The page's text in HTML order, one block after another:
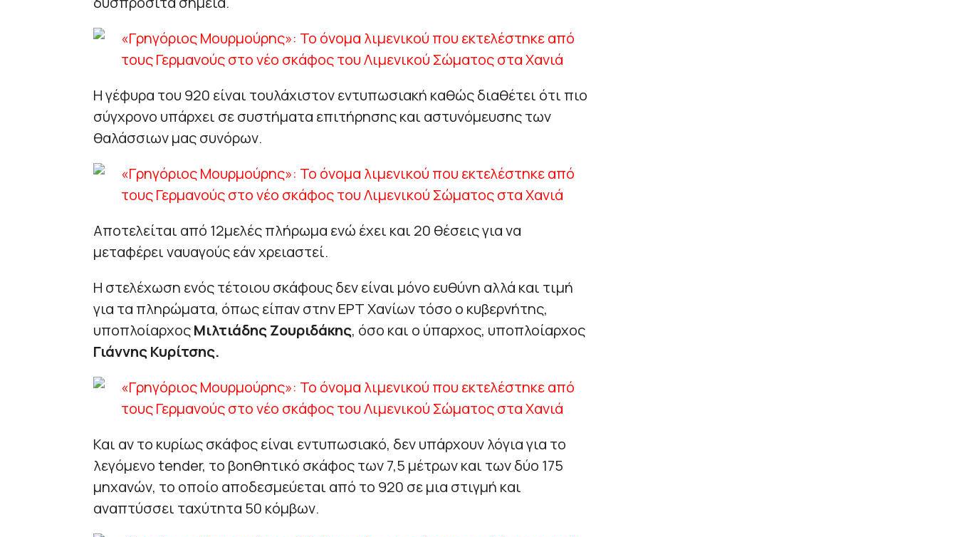
Η γέφυρα του 920 είναι τουλάχιστον εντυπωσιακή καθώς διαθέτει ότι πιο
σύγχρονο υπάρχει σε συστήματα επιτήρησης και αστυνόμευσης των
θαλάσσιων μας συνόρων.
Αποτελείται από 12μελές πλήρωμα ενώ έχει και 20 θέσεις για να
μεταφέρει ναυαγούς εάν χρειαστεί.
Η στελέχωση ενός τέτοιου σκάφους δεν είναι μόνο ευθύνη αλλά και τιμή
για τα πληρώματα, όπως είπαν στην ΕΡΤ Χανίων τόσο ο κυβερνήτης,
υποπλοίαρχοςΜιλτιάδης Ζουριδάκης, όσο και ο ύπαρχος, υποπλοίαρχος
Γιάννης Κυρίτσης.
Και αν το κυρίως σκάφος είναι εντυπωσιακό, δεν υπάρχουν λόγια για το
λεγόμενο tender, το βοηθητικό σκάφος των 7,5 μέτρων και των δύο 175
μηχανών, το οποίο αποδεσμεύεται από το 920 σε μια στιγμή και
αναπτύσσει ταχύτητα 50 κόμβων.